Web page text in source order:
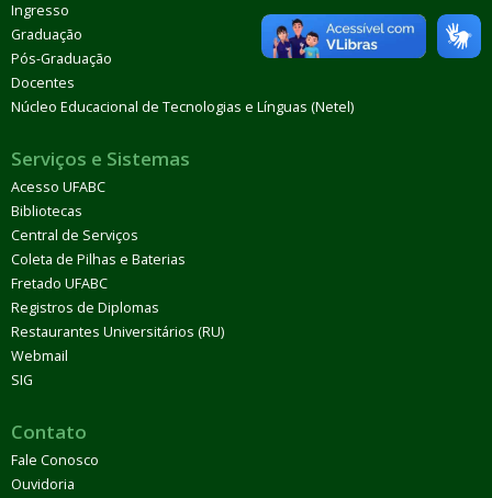
Ingresso
Graduação
Pós-Graduação
Docentes
Núcleo Educacional de Tecnologias e Línguas (Netel)
Serviços e Sistemas
Acesso UFABC
Bibliotecas
Central de Serviços
Coleta de Pilhas e Baterias
Fretado UFABC
Registros de Diplomas
Restaurantes Universitários (RU)
Webmail
SIG
Contato
Fale Conosco
Ouvidoria